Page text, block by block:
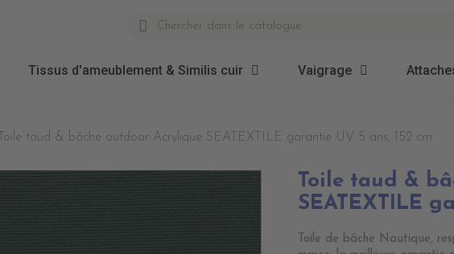
Tissus d'ameublement & Similis cuir Vaigrage
Toile taud & bâche outdoor Acrylique SEATEXTILE garantie UV 5 ans, 152 cm
Toile taud &
SEATEXTILE
Toile de bâche Nautique,